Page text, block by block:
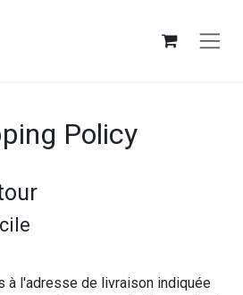
Policy
à l'adresse de livraison indiquée